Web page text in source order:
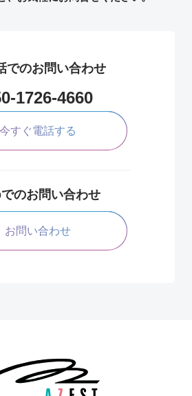
でのお問い合わせ
1726-4660
今すぐ電話する
のお問い合わせ
お問い合わせ